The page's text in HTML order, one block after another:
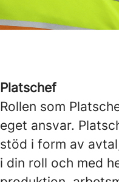
Platschef
Rollen som
eget ansvar.
stöd i form av
i din roll och med